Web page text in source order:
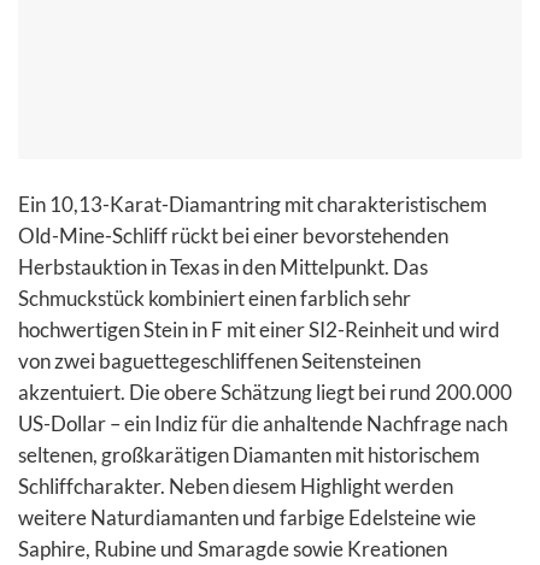
Ein 10,13-Karat-Diamantring mit charakteristischem
Old-Mine-Schliff rückt bei einer bevorstehenden
Herbstauktion in Texas in den Mittelpunkt. Das
Schmuckstück kombiniert einen farblich sehr
hochwertigen Stein in F mit einer SI2-Reinheit und wird
von zwei baguettegeschliffenen Seitensteinen
akzentuiert. Die obere Schätzung liegt bei rund 200.000
US-Dollar – ein Indiz für die anhaltende Nachfrage nach
seltenen, großkarätigen Diamanten mit historischem
Schliffcharakter. Neben diesem Highlight werden
weitere Naturdiamanten und farbige Edelsteine wie
Saphire, Rubine und Smaragde sowie Kreationen